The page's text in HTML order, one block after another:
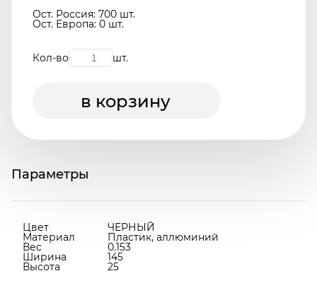
Ост. Россия: 700 шт.
Ост. Европа: 0 шт.
Кол-во шт.
в корзину
Параметры
Цвет ЧЕРНЫЙ
Материал Пластик, аллюминий
Вес 0.153
Ширина 145
Высота 25